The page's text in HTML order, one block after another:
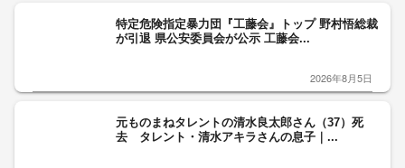
特定危険指定暴力団『工藤会』トップ 野村悟総裁
が引退 県公安委員会が公示 工藤会...
2026年8月5日
元ものまねタレントの清水良太郎さん（37）死
去 タレント・清水アキラさんの息子｜...